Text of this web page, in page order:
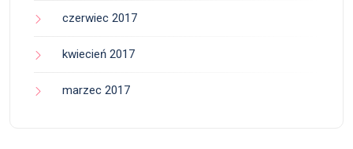
czerwiec 2017
kwiecień 2017
marzec 2017